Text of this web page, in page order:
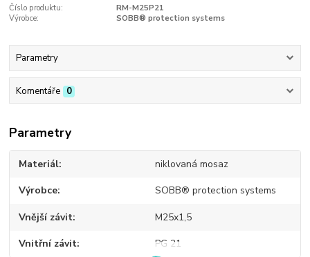
Číslo produktu:
RM-M25P21
Výrobce:
SOBB® protection systems
Parametry
Komentáře 0
Parametry
Materiál niklovaná mosaz
Výrobce SOBB® protection systems
Vnější závit M25x1,5
Vnitřní závit PG 21